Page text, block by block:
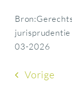
03-2026
Vorige